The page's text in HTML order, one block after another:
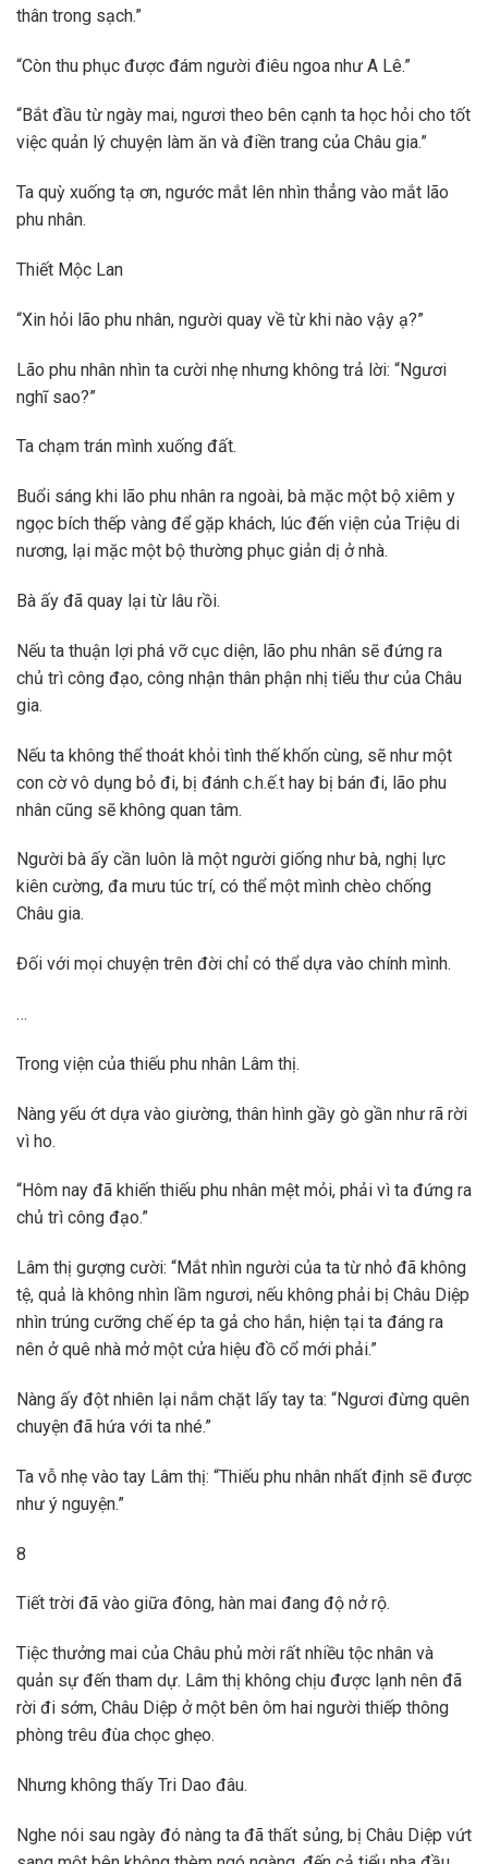
thân trong sạch.”
“Còn thu phục được đám người điêu ngoa như A Lê.”
“Bắt đầu từ ngày mai, ngươi theo bên cạnh ta học hỏi cho tốt
việc quản lý chuyện làm ăn và điền trang của Châu gia.”
Ta quỳ xuống tạ ơn, ngước mắt lên nhìn thẳng vào mắt lão
phu nhân.
Thiết Mộc Lan
“Xin hỏi lão phu nhân, người quay về từ khi nào vậy ạ?”
Lão phu nhân nhìn ta cười nhẹ nhưng không trả lời: “Ngươi
nghĩ sao?”
Ta chạm trán mình xuống đất.
Buổi sáng khi lão phu nhân ra ngoài, bà mặc một bộ xiêm y
ngọc bích thếp vàng để gặp khách, lúc đến viện của Triệu di
nương, lại mặc một bộ thường phục giản dị ở nhà.
Bà ấy đã quay lại từ lâu rồi.
Nếu ta thuận lợi phá vỡ cục diện, lão phu nhân sẽ đứng ra
chủ trì công đạo, công nhận thân phận nhị tiểu thư của Châu
gia.
Nếu ta không thể thoát khỏi tình thế khốn cùng, sẽ như một
con cờ vô dụng bỏ đi, bị đánh c.h.ế.t hay bị bán đi, lão phu
nhân cũng sẽ không quan tâm.
Người bà ấy cần luôn là một người giống như bà, nghị lực
kiên cường, đa mưu túc trí, có thể một mình chèo chống
Châu gia.
Đối với mọi chuyện trên đời chỉ có thể dựa vào chính mình.
…
Trong viện của thiếu phu nhân Lâm thị.
Nàng yếu ớt dựa vào giường, thân hình gầy gò gần như rã rời
vì ho.
“Hôm nay đã khiến thiếu phu nhân mệt mỏi, phải vì ta đứng ra
chủ trì công đạo.”
Lâm thị gượng cười: “Mắt nhìn người của ta từ nhỏ đã không
tệ, quả là không nhìn lầm ngươi, nếu không phải bị Châu Diệp
nhìn trúng cưỡng chế ép ta gả cho hắn, hiện tại ta đáng ra
nên ở quê nhà mở một cửa hiệu đồ cổ mới phải.”
Nàng ấy đột nhiên lại nắm chặt lấy tay ta: “Ngươi đừng quên
chuyện đã hứa với ta nhé.”
Ta vỗ nhẹ vào tay Lâm thị: “Thiếu phu nhân nhất định sẽ được
như ý nguyện.”
8
Tiết trời đã vào giữa đông, hàn mai đang độ nở rộ.
Tiệc thưởng mai của Châu phủ mời rất nhiều tộc nhân và
quản sự đến tham dự. Lâm thị không chịu được lạnh nên đã
rời đi sớm, Châu Diệp ở một bên ôm hai người thiếp thông
phòng trêu đùa chọc ghẹo.
Nhưng không thấy Tri Dao đâu.
Nghe nói sau ngày đó nàng ta đã thất sủng, bị Châu Diệp vứt